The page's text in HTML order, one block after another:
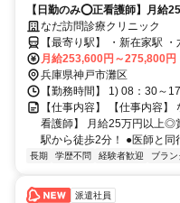
【日勤のみ⭕正看護師】月給
113日✨最寄り駅から徒歩2分❗️
なだ訪問診療クリニック
【最寄り駅】 ・新在家駅
月給253,600円～275,800円
兵庫県神戸市灘区
【勤務時間】 1) 08：30～
【仕事内容】 【仕事内容
看護師】 月給25万円以上◎
駅から徒歩2分！ ●医師と同
長期 学歴不問 経験者歓迎 ブラン
派遣社員